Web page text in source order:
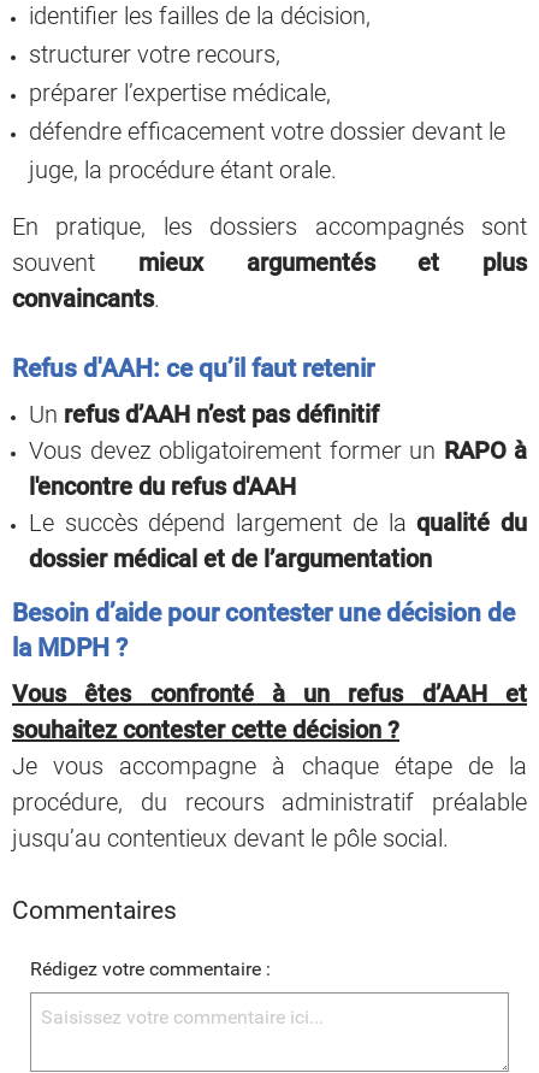
identifier les failles de la décision,
structurer votre recours,
préparer l’expertise médicale,
défendre efficacement votre dossier devant le
juge, la procédure étant orale.
En pratique, les dossiers accompagnés sont
souvent mieux argumentés et plus
convaincants.
Refus d'AAH: ce qu’il faut retenir
Un refus d’AAH n’est pas définitif
Vous devez obligatoirement former un RAPO à
l'encontre du refus d'AAH
Le succès dépend largement de laqualité du
dossier médical et de l’argumentation
Besoin d’aide pour contester une décision de
la MDPH ?
Vous êtes confronté à un refus d’AAH et
souhaitez contester cette décision ?
Je vous accompagne à chaque étape de la
procédure, du recours administratif préalable
jusqu’au contentieux devant le pôle social.
Commentaires
Rédigez votre commentaire :